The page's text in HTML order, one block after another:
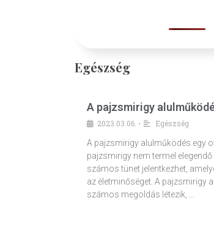
Egészség
A pajzsmirigy
2023.03.06. •
Egészség
A pajzsmirigy alulműködés egy
pajzsmirigy nem termel
számos tünet jelentkezhet,
az életminőséget. A pajzsmirigy
számos megoldás létezik, …